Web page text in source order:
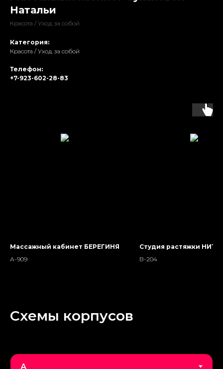
Натальи
Красота / Уход за собой
Категория:
Красота / Уход за собой
Телефон:
+7-923-602-28-83
Массажный кабинет БЕРЕГИНЯ
А-909
Студия растяжки НИТИ
В-204
Схемы корпусов